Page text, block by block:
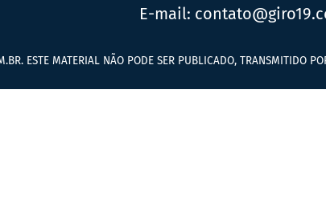
E-mail:
ESTE MATERIAL NÃO PODE SER PUBLICADO, TRANSMITIDO